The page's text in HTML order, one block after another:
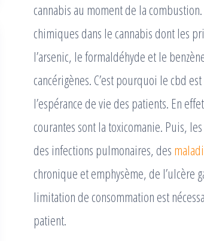
cannabis au moment de la
chimiques dans le cannabis dont les
l’arsenic, le formaldéhyde et le
cancérigènes. C’est pourquoi le cbd
l’espérance de vie des patients. En
courantes sont la toxicomanie. Puis,
des infections pulmonaires, des
chronique et emphysème, de l’ulcère
limitation de consommation est
patient.